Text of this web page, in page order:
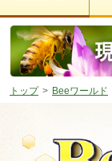
トップ Beeワールド